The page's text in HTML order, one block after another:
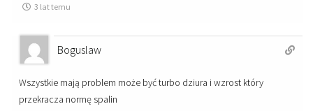
3 lat temu
Boguslaw
Wszystkie mają problem może być turbo dziura i wzrost który
przekracza normę spalin